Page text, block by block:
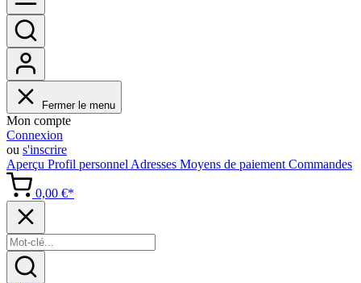
Fermer le menu
Mon compte
Connexion
ou s'inscrire
Aperçu Profil personnel Adresses Moyens de paiement Commandes
0,00 €*